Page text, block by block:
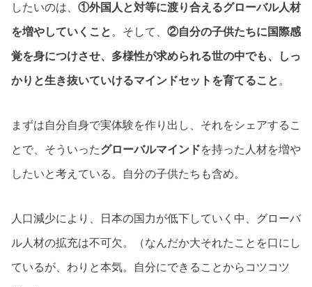
したいのは、 ①外国人と対等に渡り合えるグローバル人材
を増やしていくこと 。そして、 ②自分の子供たちに国際感
覚を身につけさせ、多様性が求められる世の中でも、しっ
かりと生き抜いていけるマインドセットを育てること 。
まずは自分自身で実体験を作り出し、それをシェアするこ
とで、そういったグローバルマインドを持った人材を増や
したいと考えている。自分の子供たちも含め。
人口減少により、日本の国力が低下していく中、グローバ
ル人材の拡充は不可欠。（なんだか大それたことを口にし
ているが、わりと本気。自分にできることからコツコツ